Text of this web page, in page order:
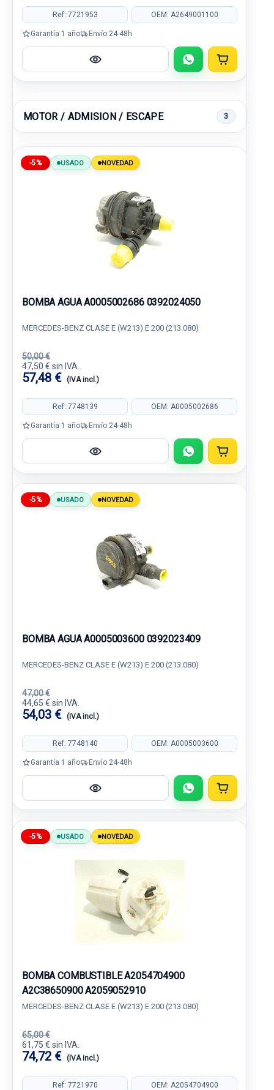
Ref: 7721953 OEM: A2649001100
Garantía 1 año Envío 24-48h
MOTOR / ADMISION / ESCAPE 3
-5% USADO NOVEDAD
BOMBA AGUA A0005002686 0392024050
MERCEDES-BENZ CLASE E (W213) E 200 (213.080)
50,00 €
47,50 € sin IVA.
57,48 € (IVA incl.)
Ref: 7748139 OEM: A0005002686
Garantía 1 año Envío 24-48h
-5% USADO NOVEDAD
BOMBA AGUA A0005003600 0392023409
MERCEDES-BENZ CLASE E (W213) E 200 (213.080)
47,00 €
44,65 € sin IVA.
54,03 € (IVA incl.)
Ref: 7748140 OEM: A0005003600
Garantía 1 año Envío 24-48h
-5% USADO NOVEDAD
BOMBA COMBUSTIBLE A2054704900
A2C38650900 A2059052910
MERCEDES-BENZ CLASE E (W213) E 200 (213.080)
65,00 €
61,75 € sin IVA.
74,72 € (IVA incl.)
Ref: 7721970 OEM: A2054704900